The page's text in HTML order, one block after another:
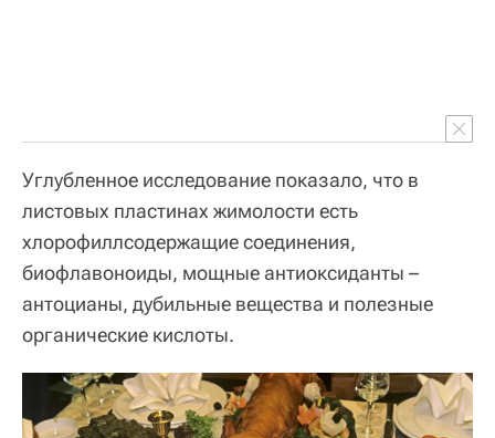
Углубленное исследование показало, что в
листовых пластинах жимолости есть
хлорофиллсодержащие соединения,
биофлавоноиды, мощные антиоксиданты –
антоцианы, дубильные вещества и полезные
органические кислоты.